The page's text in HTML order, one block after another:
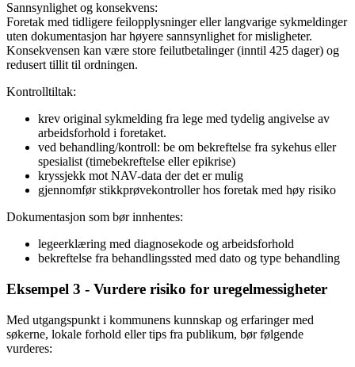
Sannsynlighet og konsekvens:
Foretak med tidligere feilopplysninger eller langvarige sykmeldinger
uten dokumentasjon har høyere sannsynlighet for misligheter.
Konsekvensen kan være store feilutbetalinger (inntil 425 dager) og
redusert tillit til ordningen.
Kontrolltiltak:
krev original sykmelding fra lege med tydelig angivelse av
arbeidsforhold i foretaket.
ved behandling/kontroll: be om bekreftelse fra sykehus eller
spesialist (timebekreftelse eller epikrise)
kryssjekk mot NAV-data der det er mulig
gjennomfør stikkprøvekontroller hos foretak med høy risiko
Dokumentasjon som bør innhentes:
legeerklæring med diagnosekode og arbeidsforhold
bekreftelse fra behandlingssted med dato og type behandling
Eksempel 3 - Vurdere risiko for uregelmessigheter
Med utgangspunkt i kommunens kunnskap og erfaringer med
søkerne, lokale forhold eller tips fra publikum, bør følgende
vurderes: